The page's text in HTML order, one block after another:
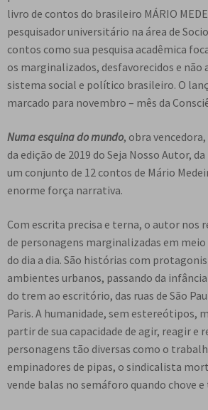
livro de contos do brasileiro MÁRIO
pesquisador universitário na área de
contos como sua pesquisa acadêmica
os marginalizados, desfavorecidos e não
sistema social e político brasileiro. O
marcado para novembro – mês da
Numa esquina do mundo, obra
da edição de 2019 do Seja Nosso Autor,
um conjunto de 12 contos de Mário
enorme força narrativa.
Com escrita precisa e terna, o autor nos
de personagens marginalizadas em
do dia a dia. São histórias com
ambientes urbanos, passando da
do trem ao escritório, das ruas de São
Paris. A humanidade, sem estereótipos,
partir de sua capacidade de agir, reagir e
personagens tão diversas como o
empinadores de pipas, o sindicalista
vende balas no semáforo quando chove